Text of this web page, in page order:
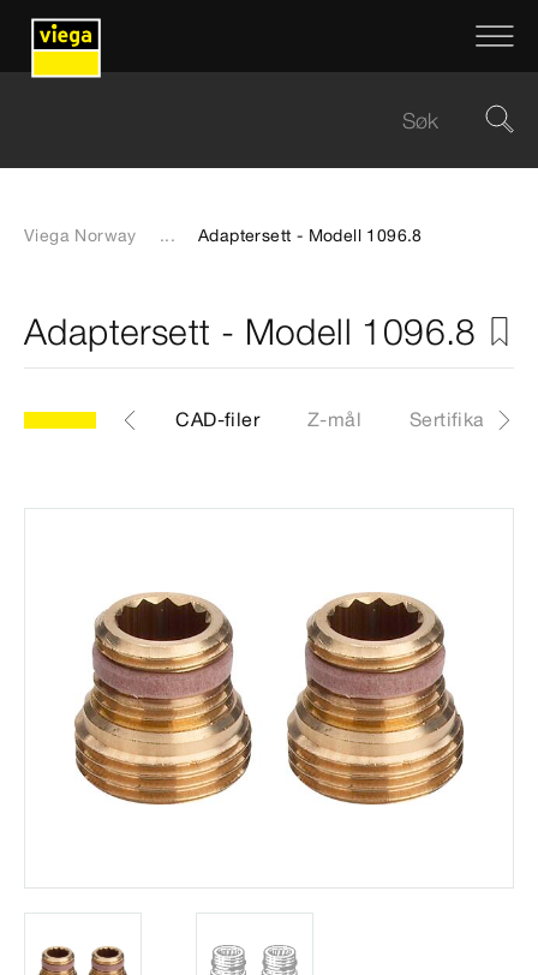
Viega Norway ... Adaptersett - Modell 1096.8
Adaptersett - Modell 1096.8
Artikkel CAD-filer Z-mål Sertifikater